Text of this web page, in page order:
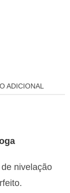
ADICIONAL
nivelação